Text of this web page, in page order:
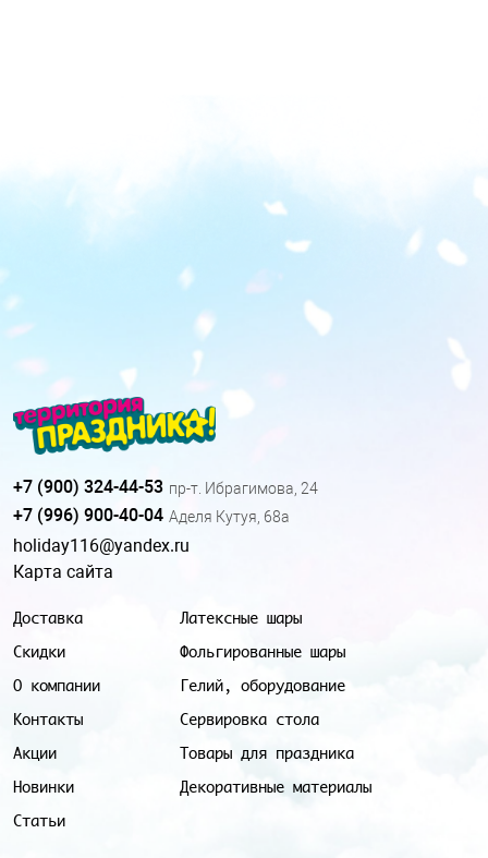
Доставка
Скидки
О компании
Контакты
Акции
Новинки
Статьи
Латексные шары
Фольгированные шары
Гелий, оборудование
Сервировка стола
Товары для праздника
Декоративные материалы
+7 (900) 324-44-53 пр-т. Ибрагимова, 24
+7 (996) 900-40-04 Аделя Кутуя, 68а
holiday116@yandex.ru
Карта сайта